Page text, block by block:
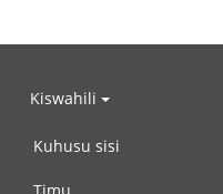
Kiswahili
Kuhusu sisi